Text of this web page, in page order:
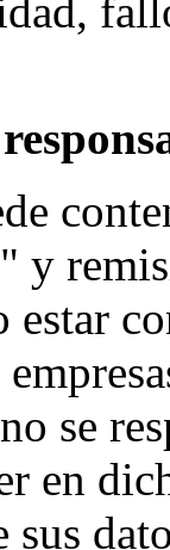
y
estar
no se
en
sus